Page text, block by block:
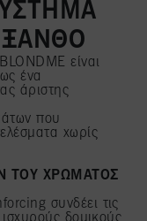
ΞΑΝΘΟ
είναι
ένα
άριστης
που
χωρίς
ΤΟΥ ΧΡΩΜΑΤΟΣ
συνδέει τις
ισχυρούς δομικούς